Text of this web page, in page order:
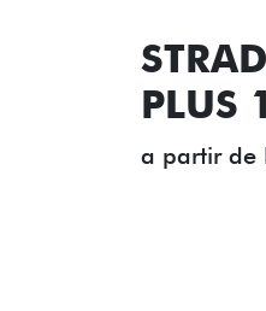
PLUS
a partir de